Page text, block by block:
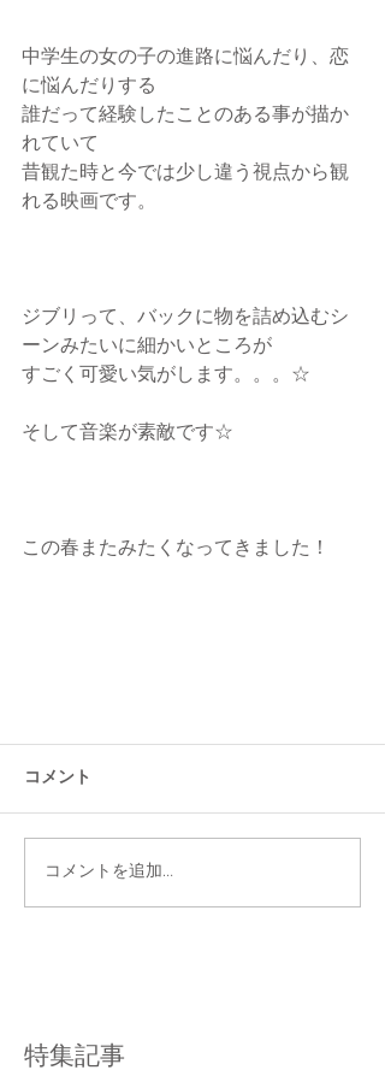
中学生の女の子の進路に悩んだり、恋
に悩んだりする
誰だって経験したことのある事が描か
れていて
昔観た時と今では少し違う視点から観
れる映画です。
ジブリって、バックに物を詰め込むシ
ーンみたいに細かいところが
すごく可愛い気がします。。。☆
そして音楽が素敵です☆
この春またみたくなってきました！
コメント
コメントを追加…
特集記事